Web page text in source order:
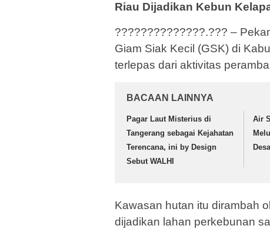
Riau Dijadikan Kebun
??????????????.??? –
Giam Siak Kecil (GSK) di
terlepas dari aktivitas
BACAAN LAINNYA
Pagar Laut Misterius di
Tangerang sebagai Kejahatan
Terencana, ini by Design
Sebut WALHI
Air
Kawasan hutan itu dirambah
dijadikan lahan perkebunan